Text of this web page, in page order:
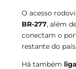
O acesso
BR-277, além
conectam o
restante do
Há também